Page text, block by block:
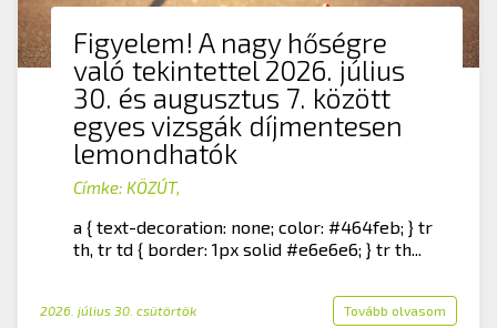
Figyelem! A nagy hőségre
való tekintettel 2026. július
30. és augusztus 7. között
egyes vizsgák díjmentesen
lemondhatók
Címke: KÖZÚT,
a { text-decoration: none; color: #464feb; } tr
th, tr td { border: 1px solid #e6e6e6; } tr th...
2026. július 30. csütörtök Tovább olvasom